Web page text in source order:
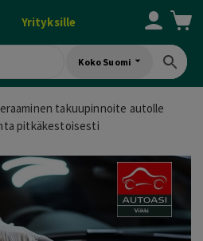
Yrityksille
Koko Suomi
takuupinnoite autolle
pitkäkestoisesti